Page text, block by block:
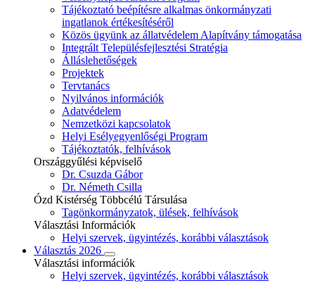
Tájékoztató beépítésre alkalmas önkormányzati
ingatlanok értékesítéséről
Közös ügyünk az állatvédelem Alapítvány támogatása
Integrált Településfejlesztési Stratégia
Álláslehetőségek
Projektek
Tervtanács
Nyilvános információk
Adatvédelem
Nemzetközi kapcsolatok
Helyi Esélyegyenlőségi Program
Tájékoztatók, felhívások
Országgyűlési képviselő
Dr. Csuzda Gábor
Dr. Németh Csilla
Ózd Kistérség Többcélú Társulása
Tagönkormányzatok, ülések, felhívások
Választási Információk
Helyi szervek, ügyintézés, korábbi választások
Választás 2026
Választási információk
Helyi szervek, ügyintézés, korábbi választások